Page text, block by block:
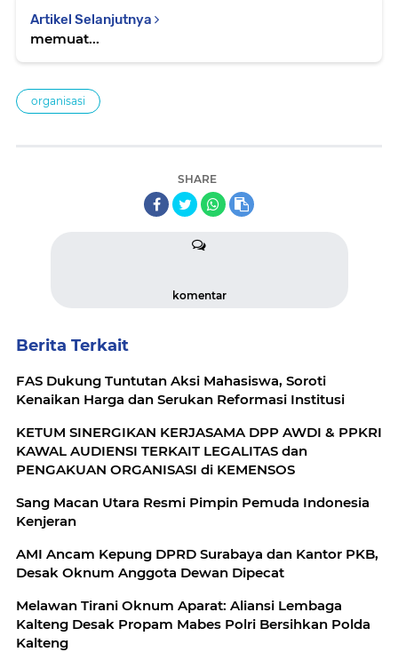
Artikel Selanjutnya
memuat...
organisasi
SHARE
komentar
Berita Terkait
FAS Dukung Tuntutan Aksi Mahasiswa, Soroti
Kenaikan Harga dan Serukan Reformasi Institusi
KETUM SINERGIKAN KERJASAMA DPP AWDI & PPKRI
KAWAL AUDIENSI TERKAIT LEGALITAS dan
PENGAKUAN ORGANISASI di KEMENSOS
Sang Macan Utara Resmi Pimpin Pemuda Indonesia
Kenjeran
AMI Ancam Kepung DPRD Surabaya dan Kantor PKB,
Desak Oknum Anggota Dewan Dipecat
Melawan Tirani Oknum Aparat: Aliansi Lembaga
Kalteng Desak Propam Mabes Polri Bersihkan Polda
Kalteng